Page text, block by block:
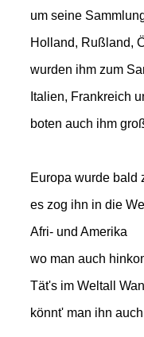
um seine
Holland, Rußland,
wurden ihm zum
Italien, Frankreich
boten auch ihm
Europa wurde bald
es zog ihn in die
Afri- und Amerika
wo man auch
Tät's im Weltall
könnt' man ihn